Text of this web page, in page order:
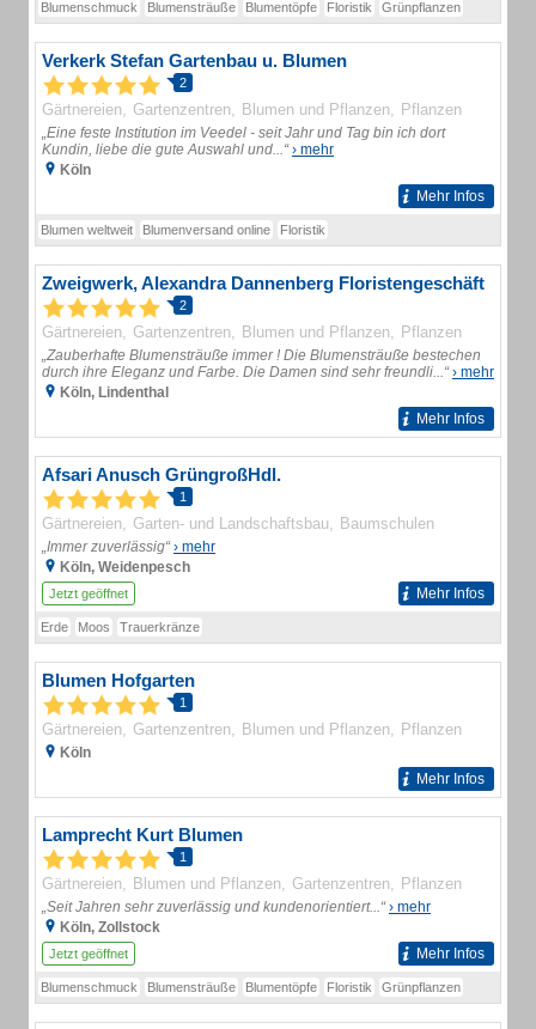
Blumenschmuck Blumensträuße Blumentöpfe Floristik Grünpflanzen
Verkerk Stefan Gartenbau u. Blumen
2
Gärtnereien Gartenzentren Blumen und Pflanzen Pflanzen
„Eine feste Institution im Veedel - seit Jahr und Tag bin ich dort
Kundin, liebe die gute Auswahl und...“› mehr
Köln
Mehr Infos
Blumen weltweit Blumenversand online Floristik
Zweigwerk, Alexandra Dannenberg Floristengeschäft
2
Gärtnereien Gartenzentren Blumen und Pflanzen Pflanzen
„Zauberhafte Blumensträuße immer ! Die Blumensträuße bestechen
durch ihre Eleganz und Farbe. Die Damen sind sehr freundli...“› mehr
Köln, Lindenthal
Mehr Infos
Afsari Anusch GrüngroßHdl.
1
Gärtnereien Garten- und Landschaftsbau Baumschulen
„Immer zuverlässig“› mehr
Köln, Weidenpesch
Jetzt geöffnet Mehr Infos
Erde Moos Trauerkränze
Blumen Hofgarten
1
Gärtnereien Gartenzentren Blumen und Pflanzen Pflanzen
Köln
Mehr Infos
Lamprecht Kurt Blumen
1
Gärtnereien Blumen und Pflanzen Gartenzentren Pflanzen
„Seit Jahren sehr zuverlässig und kundenorientiert...“› mehr
Köln, Zollstock
Jetzt geöffnet Mehr Infos
Blumenschmuck Blumensträuße Blumentöpfe Floristik Grünpflanzen